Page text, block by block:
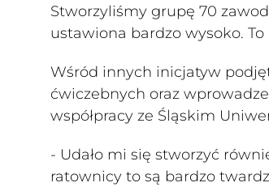
Stworzyliśmy grupę 70
ustawiona bardzo wysoko. To
Wśród innych inicjatyw
ćwiczebnych oraz
współpracy ze Śląskim
- Udało mi się stworzyć
ratownicy to są bardzo